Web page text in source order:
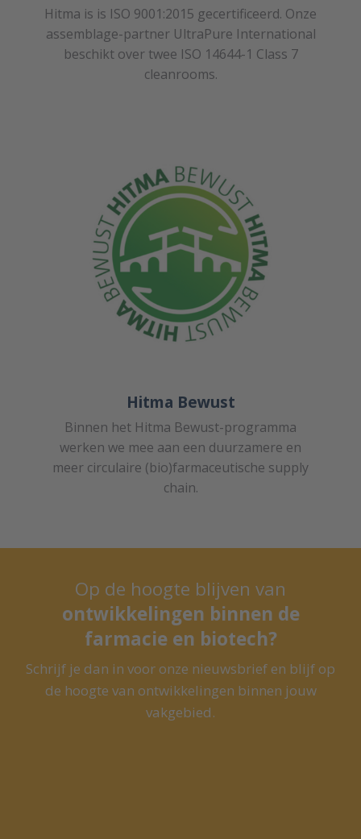
Hitma is is ISO 9001:2015 gecertificeerd. Onze
assemblage-partner UltraPure International
beschikt over twee ISO 14644-1 Class 7
cleanrooms.
Hitma Bewust
Binnen het Hitma Bewust-programma
werken we mee aan een duurzamere en
meer circulaire (bio)farmaceutische supply
chain.
Op de hoogte blijven van
ontwikkelingen binnen de
farmacie en biotech?
Schrijf je dan in voor onze nieuwsbrief en blijf op
de hoogte van ontwikkelingen binnen jouw
vakgebied.